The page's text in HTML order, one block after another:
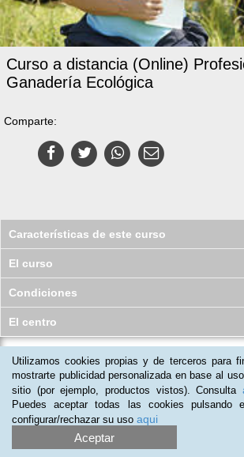
Curso a distancia (Online)
Ganadería Ecológica
Comparte:
Características de este curso
El curso
Condiciones
El centro
Curso a
$133.500
Utilizamos cookies propias y de terceros para
mostrarte publicidad personalizada en base al
sitio (por ejemplo, productos vistos). Consulta
Puedes aceptar todas las cookies pulsando
configurar/rechazar su uso aqui
Aceptar